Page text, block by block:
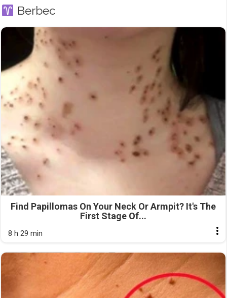
Berbec
Find Papillomas On Your Neck Or Armpit? It's The
First Stage Of...
8 h 29 min